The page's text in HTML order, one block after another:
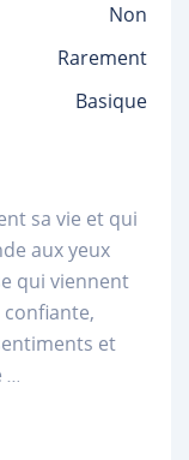
Non
Rarement
Basique
sa vie et qui
aux yeux
qui viennent
confiante,
et
...